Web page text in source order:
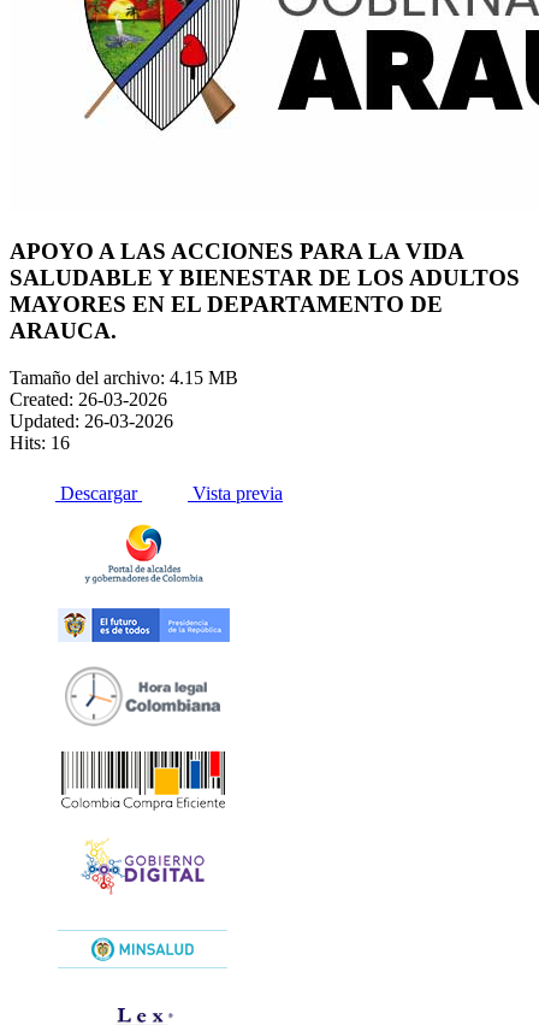
APOYO A LAS ACCIONES PARA LA VIDA
SALUDABLE Y BIENESTAR DE LOS ADULTOS
MAYORES EN EL DEPARTAMENTO DE
ARAUCA.
Tamaño del archivo: 4.15 MB
Created: 26-03-2026
Updated: 26-03-2026
Hits: 16
Descargar Vista previa